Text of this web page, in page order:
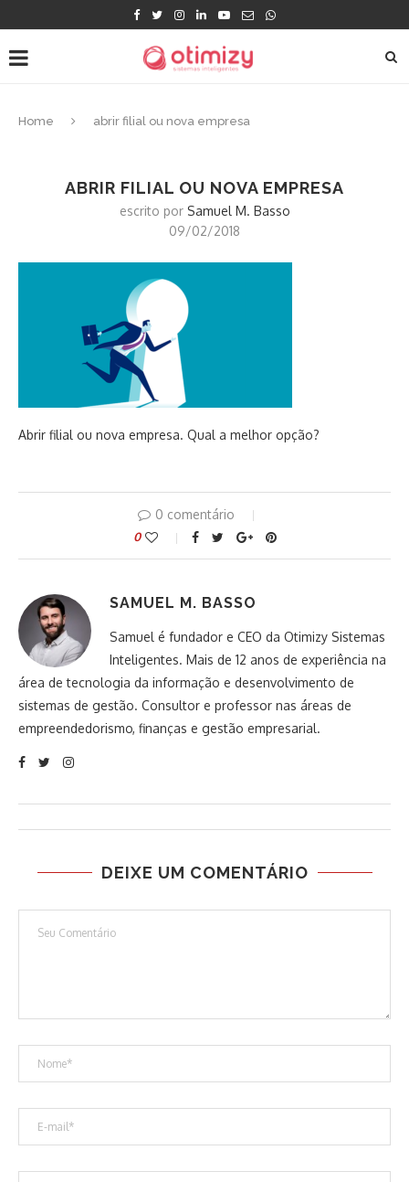
Home abrir filial ou nova empresa
ABRIR FILIAL OU NOVA EMPRESA
escrito por Samuel M. Basso
09/02/2018
Abrir filial ou nova empresa. Qual a melhor opção?
0 comentário
0
SAMUEL M. BASSO
Samuel é fundador e CEO da Otimizy Sistemas
Inteligentes. Mais de 12 anos de experiência na
área de tecnologia da informação e desenvolvimento de
sistemas de gestão. Consultor e professor nas áreas de
empreendedorismo, finanças e gestão empresarial.
DEIXE UM COMENTÁRIO